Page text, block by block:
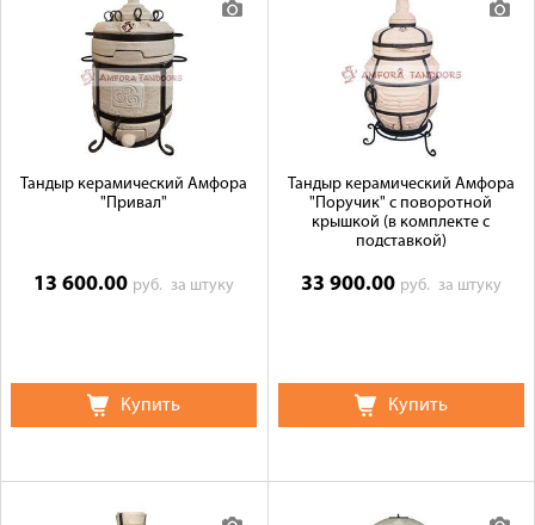
Сотрудничество
Галерея объектов
Контакты
Тандыр керамический Амфора
"Привал"
13 600.00 руб.за штуку
Купить
Тандыр керамический Амфора
"Поручик" с поворотной
крышкой (в комплекте с
подставкой)
33 900.00 руб. за штуку
Купить